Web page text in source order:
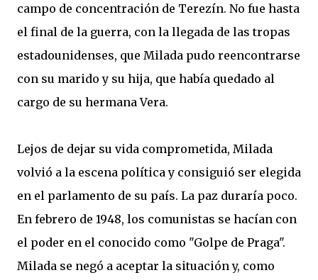
campo de concentración de Terezín. No fue hasta
el final de la guerra, con la llegada de las tropas
estadounidenses, que Milada pudo reencontrarse
con su marido y su hija, que había quedado al
cargo de su hermana Vera.
Lejos de dejar su vida comprometida, Milada
volvió a la escena política y consiguió ser elegida
en el parlamento de su país. La paz duraría poco.
En febrero de 1948, los comunistas se hacían con
el poder en el conocido como "Golpe de Praga".
Milada se negó a aceptar la situación y, como